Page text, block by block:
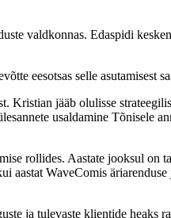
valdkonnas. Edaspidi
eesotsas selle asutamisest
Kristian jääb olulisse
usaldamine Tõnisele
rollides. Aastate jooksul on
WaveComis äriarenduse
ja tulevaste klientide heaks